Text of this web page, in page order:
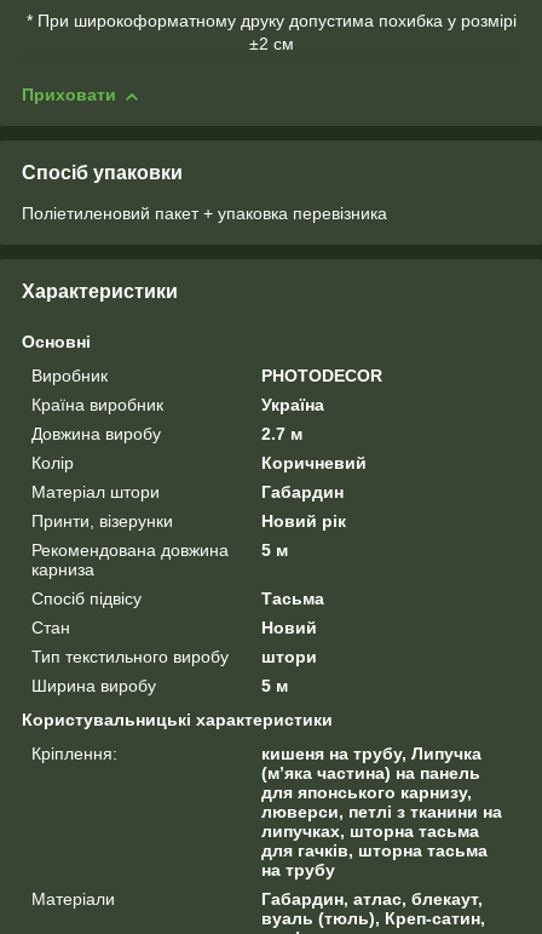
* При широкоформатному друку допустима похибка у розмірі
±2 см
Приховати
Спосіб упаковки
Поліетиленовий пакет + упаковка перевізника
Характеристики
Основні
Виробник
PHOTODECOR
Країна виробник
Україна
Довжина виробу
2.7 м
Колір
Коричневий
Матеріал штори
Габардин
Принти, візерунки
Новий рік
Рекомендована довжина
карниза
5 м
Спосіб підвісу
Тасьма
Стан
Новий
Тип текстильного виробу
штори
Ширина виробу
5 м
Користувальницькі характеристики
Кріплення:
кишеня на трубу, Липучка
(м’яка частина) на панель
для японського карнизу,
люверси, петлі з тканини на
липучках, шторна тасьма
для гачків, шторна тасьма
на трубу
Матеріали
Габардин, атлас, блекаут,
вуаль (тюль), Креп-сатин,